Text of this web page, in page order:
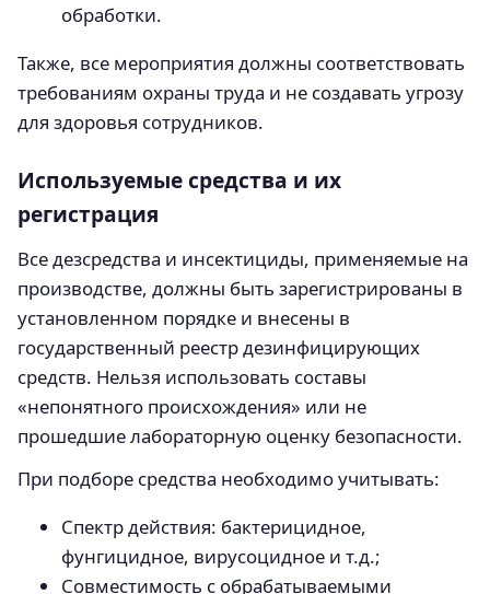
обработки.
Также, все мероприятия должны соответствовать
требованиям охраны труда и не создавать угрозу
для здоровья сотрудников.
Используемые средства и их
регистрация
Все дезсредства и инсектициды, применяемые на
производстве, должны быть зарегистрированы в
установленном порядке и внесены в
государственный реестр дезинфицирующих
средств. Нельзя использовать составы
«непонятного происхождения» или не
прошедшие лабораторную оценку безопасности.
При подборе средства необходимо учитывать:
Спектр действия: бактерицидное,
фунгицидное, вирусоцидное и т.д.;
Совместимость с обрабатываемыми